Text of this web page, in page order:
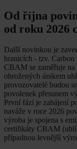
Od října
od roku 2026
Další novinkou je
hranicích - tzv.
CBAM se zaměřuje
ohrožených únikem
provozovatelé budou
povolenek přesunem
První fází je zahájení
naváže v roce 2026
výroba je spojena s
certifikáty CBAM
případnou levnější